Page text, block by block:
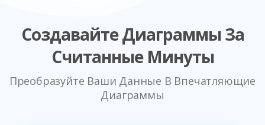
Создавайте Диаграммы За
Считанные Минуты
Преобразуйте Ваши Данные В Впечатляющие
Диаграммы